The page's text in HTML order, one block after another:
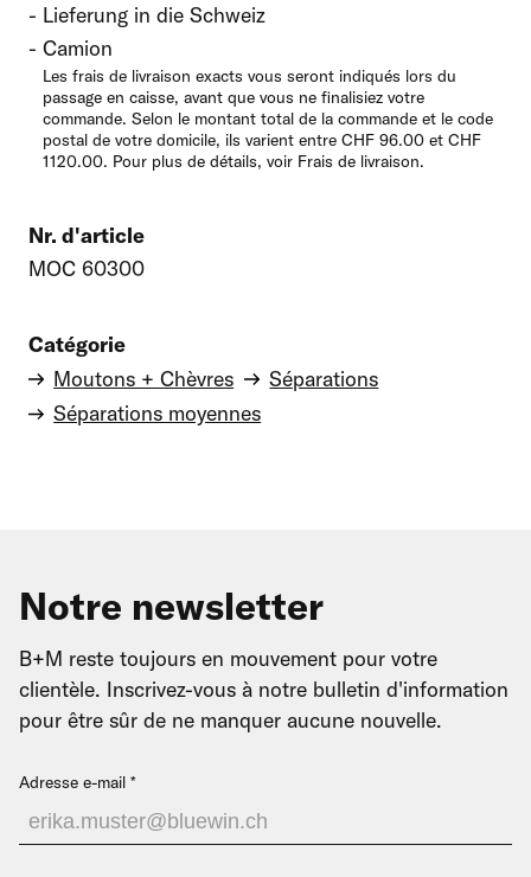
Lieferung in die Schweiz
Camion
Les frais de livraison exacts vous seront indiqués lors du
passage en caisse, avant que vous ne finalisiez votre
commande. Selon le montant total de la commande et le code
postal de votre domicile, ils varient entre CHF 96.00 et CHF
1120.00. Pour plus de détails, voir Frais de livraison.
Nr. d'article
MOC 60300
Catégorie
Moutons + Chèvres
Séparations
Séparations moyennes
Notre newsletter
B+M reste toujours en mouvement pour votre
clientèle. Inscrivez-vous à notre bulletin d'information
pour être sûr de ne manquer aucune nouvelle.
Adresse e-mail